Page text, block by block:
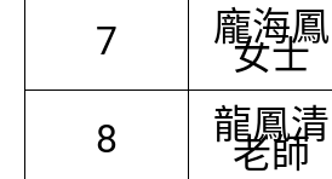
7 龐海鳳
女士
8 龍鳳清
老師